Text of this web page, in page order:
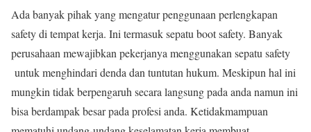
Ada banyak pihak yang mengatur penggunaan perlengkapan
safety di tempat kerja. Ini termasuk sepatu boot safety. Banyak
perusahaan mewajibkan pekerjanya menggunakan sepatu safety
untuk menghindari denda dan tuntutan hukum. Meskipun hal ini
mungkin tidak berpengaruh secara langsung pada anda namun ini
bisa berdampak besar pada profesi anda. Ketidakmampuan